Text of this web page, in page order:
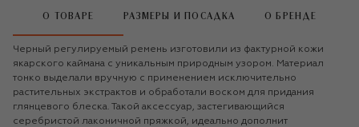
О ТОВАРЕ РАЗМЕРЫ И ПОСАДКА О БРЕНДЕ
Черный регулируемый ремень изготовили из фактурной кожи
якарского каймана с уникальным природным узором. Материал
тонко выделали вручную с применением исключительно
растительных экстрактов и обработали воском для придания
глянцевого блеска. Такой аксессуар, застегивающийся
серебристой лаконичной пряжкой, идеально дополнит